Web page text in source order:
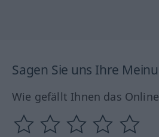
Sagen Sie uns Ihre
Wie gefällt Ihnen das